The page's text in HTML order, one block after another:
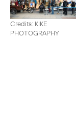
Credits: KIKE
PHOTOGRAPHY